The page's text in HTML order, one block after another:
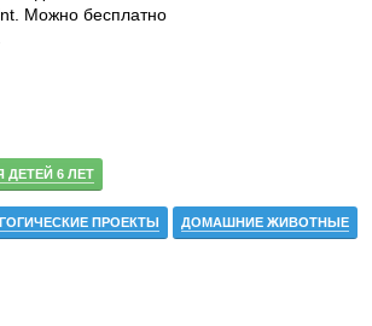
Можно бесплатно
ДЕТЕЙ 6 ЛЕТ
ПРОЕКТЫ ДОМАШНИЕ ЖИВОТНЫЕ